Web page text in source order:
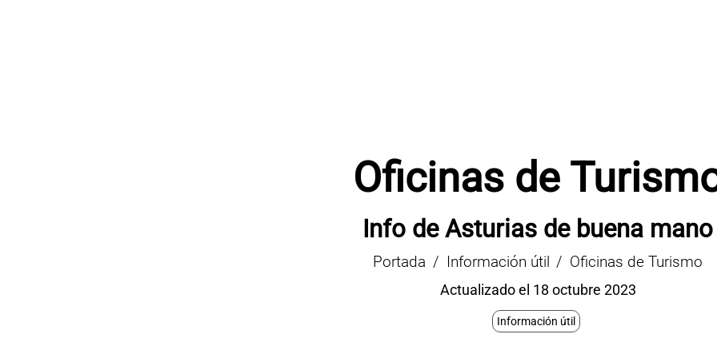
Oficinas de
Info de Asturias de buena mano
Portada Información útil Oficinas de Turismo
Actualizado el 18 octubre 2023
Información útil